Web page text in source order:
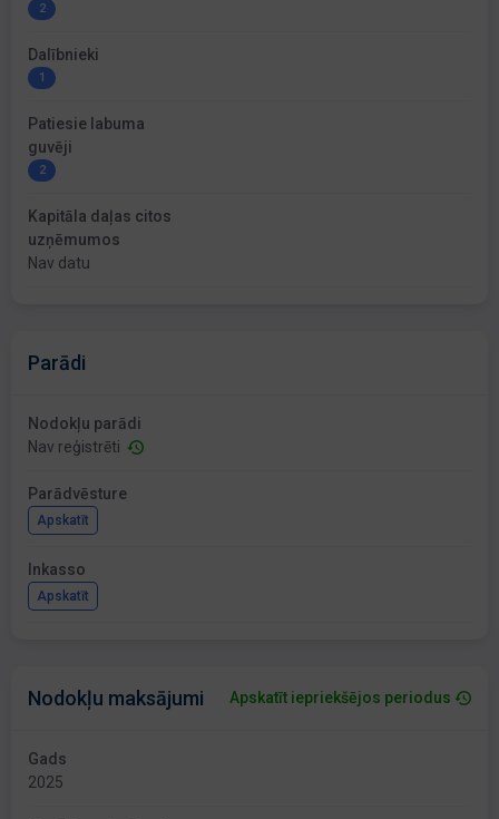
2
Dalībnieki
1
Patiesie labuma
guvēji
2
Kapitāla daļas citos
uzņēmumos
Nav datu
Parādi
Nodokļu parādi
Nav reģistrēti
Parādvēsture
Apskatīt
Inkasso
Apskatīt
Nodokļu maksājumi Apskatīt iepriekšējos periodus
Gads
2025